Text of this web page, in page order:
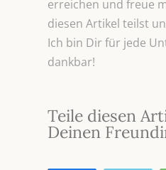
erreichen und freue
diesen Artikel teilst
Ich bin Dir für jede
dankbar!
Teile diesen
Deinen